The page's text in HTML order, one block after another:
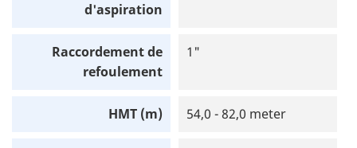
d'aspiration
Raccordement de
refoulement
1"
HMT (m) 54,0 - 82,0 meter